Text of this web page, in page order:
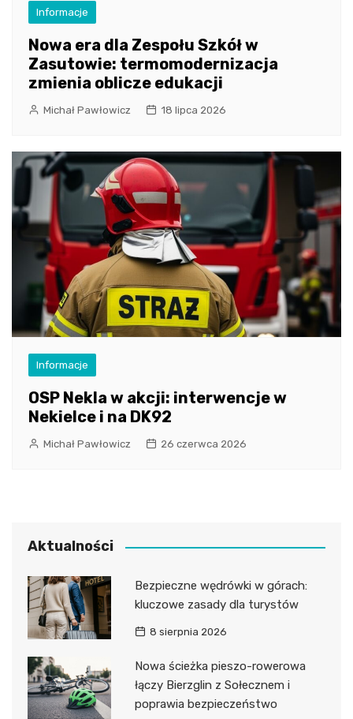
Informacje
Nowa era dla Zespołu Szkół w
Zasutowie: termomodernizacja
zmienia oblicze edukacji
Michał Pawłowicz 18 lipca 2026
Informacje
OSP Nekla w akcji: interwencje w
Nekielce i na DK92
Michał Pawłowicz 26 czerwca 2026
Aktualności
Bezpieczne wędrówki w górach:
kluczowe zasady dla turystów
8 sierpnia 2026
Nowa ścieżka pieszo-rowerowa
łączy Bierzglin z Sołecznem i
poprawia bezpieczeństwo